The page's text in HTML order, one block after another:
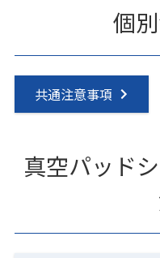
個
共通注意事項
真空パッド